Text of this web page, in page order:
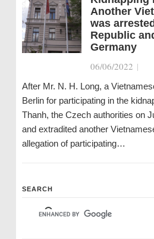
Another
was
Republic
Germany
06/06/2022 |
After Mr. N. H. Long, a
Berlin for participating in the
Thanh, the Czech authorities on
and extradited another
allegation of participating…
SEARCH